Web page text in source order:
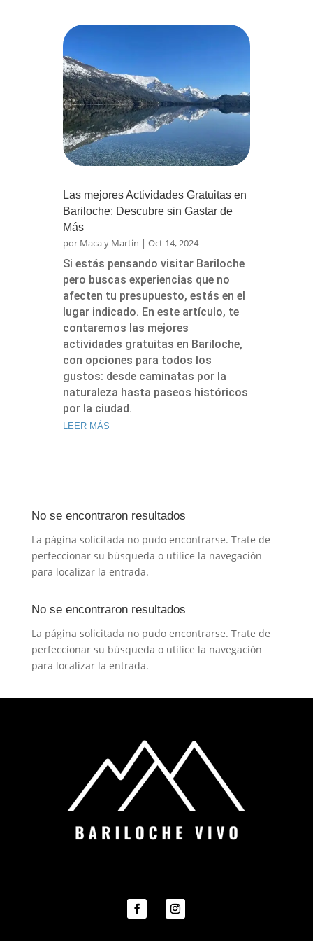
Las mejores Actividades Gratuitas en
Bariloche: Descubre sin Gastar de
Más
por Maca y Martin | Oct 14, 2024
Si estás pensando visitar Bariloche
pero buscas experiencias que no
afecten tu presupuesto, estás en el
lugar indicado. En este artículo, te
contaremos las mejores
actividades gratuitas en Bariloche,
con opciones para todos los
gustos: desde caminatas por la
naturaleza hasta paseos históricos
por la ciudad.
LEER MÁS
No se encontraron resultados
La página solicitada no pudo encontrarse. Trate de
perfeccionar su búsqueda o utilice la navegación
para localizar la entrada.
No se encontraron resultados
La página solicitada no pudo encontrarse. Trate de
perfeccionar su búsqueda o utilice la navegación
para localizar la entrada.